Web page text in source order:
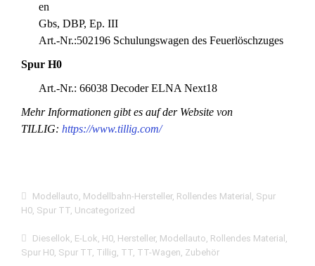
en
Gbs, DBP, Ep. III
Art.-Nr.:502196 Schulungswagen des Feuerlöschzuges
Spur H0
Art.-Nr.: 66038 Decoder ELNA Next18
Mehr Informationen gibt es auf der Website von
TILLIG: https://www.tillig.com/
Modellauto, Modellbahn-Hersteller, Rollendes Material , Spur
H0, Spur TT, Uncategorized
Diesellok, E-Lok, H0, Hersteller, Modellauto, Rollendes Material ,
Spur H0, Spur TT, Tillig, TT, TT-Wagen, Zubehör